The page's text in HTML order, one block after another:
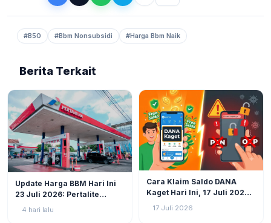
#B50 #Bbm Nonsubsidi #Harga Bbm Naik
Berita Terkait
Update Harga BBM Hari Ini
23 Juli 2026: Pertalite
Tetap, Pertamax hingga
4 hari lalu
Cara Klaim Saldo DANA
Kaget Hari Ini, 17 Juli 2026:
17 Juli 2026